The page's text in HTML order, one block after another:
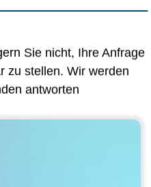
Sie nicht, Ihre Anfrage
zu stellen. Wir werden
antworten